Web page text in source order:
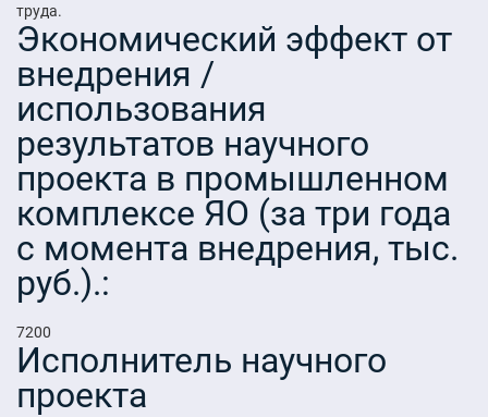
труда.
Экономический эффект от
внедрения /
использования
результатов научного
проекта в промышленном
комплексе ЯО (за три года
с момента внедрения, тыс.
руб.).:
7200
Исполнитель научного
проекта